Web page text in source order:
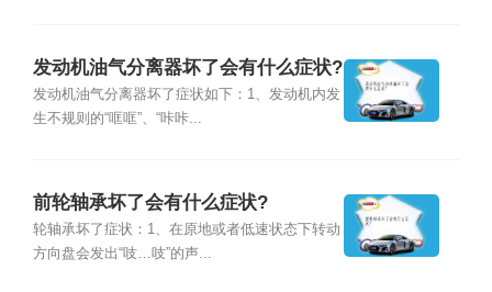
发动机油气分离器坏了会有什么症状?
发动机油气分离器坏了症状如下：1、发动机内发
生不规则的“哐哐”、“咔咔...
前轮轴承坏了会有什么症状?
轮轴承坏了症状：1、在原地或者低速状态下转动
方向盘会发出“吱…吱”的声...